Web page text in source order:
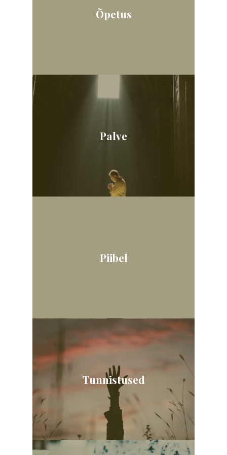
Õpetus
Palve
Piibel
Tunnistused